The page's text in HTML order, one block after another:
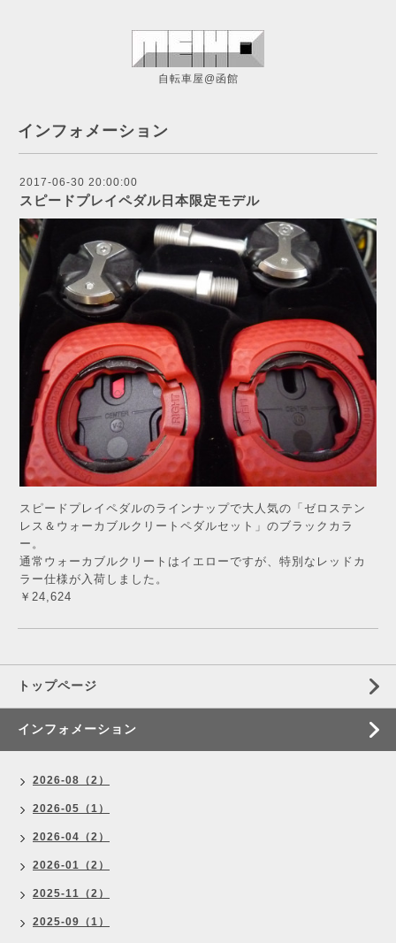
自転車屋@函館
インフォメーション
2017-06-30 20:00:00
スピードプレイペダル日本限定モデル
スピードプレイペダルのラインナップで大人気の「ゼロステン
レス＆ウォーカブルクリートペダルセット」のブラックカラ
ー。
通常ウォーカブルクリートはイエローですが、特別なレッドカ
ラー仕様が入荷しました。
￥24,624
トップページ
インフォメーション
2026-08（2）
2026-05（1）
2026-04（2）
2026-01（2）
2025-11（2）
2025-09（1）